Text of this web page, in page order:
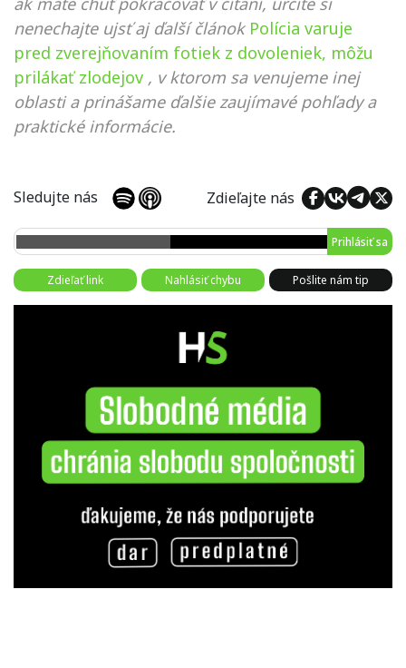
nenechajte ujsť aj ďalší článok Polícia varuje
pred zverejňovaním fotiek z dovoleniek, môžu
prilákať zlodejov , v ktorom sa venujeme inej
oblasti a prinášame ďalšie zaujímavé pohľady a
praktické informácie.
Sledujte nás Zdieľajte nás
Prihlásiť sa
Zdieľať link Nahlásiť chybu Pošlite nám tip